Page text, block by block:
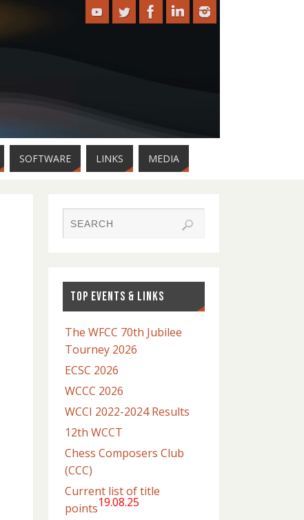
SOFTWARE LINKS MEDIA
TOP EVENTS & LINKS
The WFCC 70th Jubilee
Tourney 2026
ECSC 2026
WCCC 2026
WCCI 2022-2024 Results
12th WCCT
Chess Composers Club
(CCC)
Current list of title
points19.08.25